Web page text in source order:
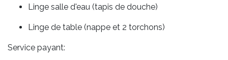
Linge salle d'eau (tapis de douche)
Linge de table (nappe et 2 torchons)
Service payant: